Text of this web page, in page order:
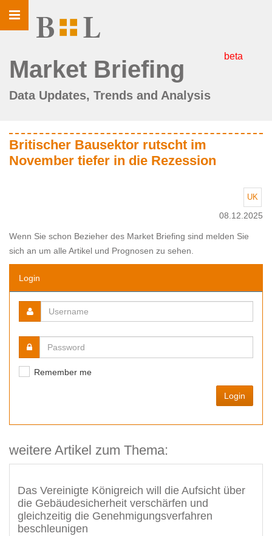
Toggle
navigation
Market Briefing beta
Data Updates, Trends and Analysis
Britischer Bausektor rutscht im
November tiefer in die Rezession
UK
08.12.2025
Wenn Sie schon Bezieher des Market Briefing sind melden Sie
sich an um alle Artikel und Prognosen zu sehen.
Login
Remember me
Login
weitere Artikel zum Thema:
Das Vereinigte Königreich will die Aufsicht über
die Gebäudesicherheit verschärfen und
gleichzeitig die Genehmigungsverfahren
beschleunigen